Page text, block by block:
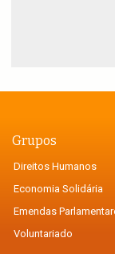
Grupos
Direitos Humanos
Economia Solidária
Emendas
Voluntariado